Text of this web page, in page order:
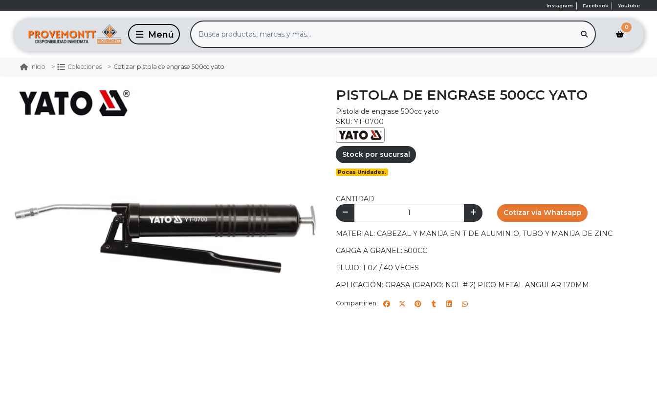
Instagram Facebook Youtube
0
Inicio Colecciones Cotizar pistola de engrase 500cc yato
PISTOLA DE ENGRASE 500CC YATO
Pistola de engrase 500cc yato
SKU: YT-0700
Stock por sucursal
Pocas Unidades.
CANTIDAD
Cotizar vía Whatsapp
MATERIAL: CABEZAL Y MANIJA EN T DE ALUMINIO, TUBO Y MANIJA DE ZINC
CARGA A GRANEL: 500CC
FLUJO: 1 0Z / 40 VECES
APLICACIÓN: GRASA (GRADO: NGL # 2) PICO METAL ANGULAR 170MM
Compartir en: